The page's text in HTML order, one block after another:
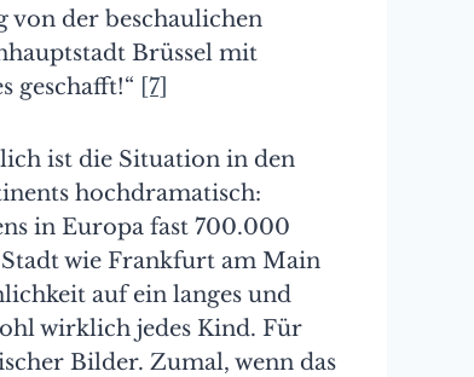
von der beschaulichen
Brüssel mit
geschafft!“ [7]
ist die Situation in den
hochdramatisch:
in Europa fast 700.000
wie Frankfurt am Main
auf ein langes und
wirklich jedes Kind. Für
Bilder. Zumal, wenn das